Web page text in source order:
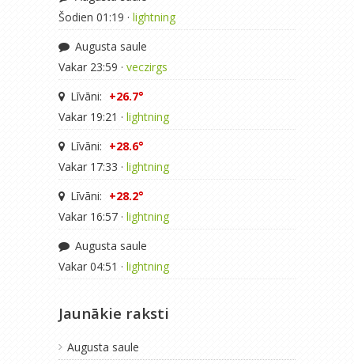
Šodien 01:19 · lightning
Augusta saule
Vakar 23:59 · veczirgs
Līvāni: +26.7°
Vakar 19:21 · lightning
Līvāni: +28.6°
Vakar 17:33 · lightning
Līvāni: +28.2°
Vakar 16:57 · lightning
Augusta saule
Vakar 04:51 · lightning
Jaunākie raksti
Augusta saule